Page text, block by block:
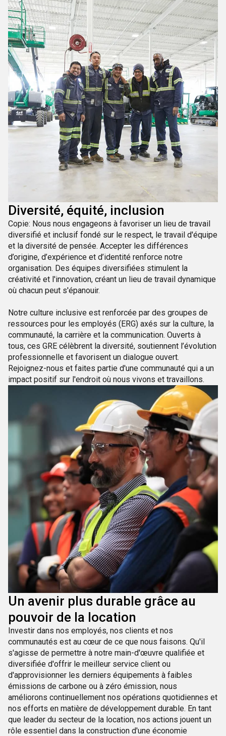
Diversité, équité, inclusion
Copie: Nous nous engageons à favoriser un lieu de travail
diversifié et inclusif fondé sur le respect, le travail d'équipe
et la diversité de pensée. Accepter les différences
d’origine, d’expérience et d’identité renforce notre
organisation. Des équipes diversifiées stimulent la
créativité et l'innovation, créant un lieu de travail dynamique
où chacun peut s'épanouir.
Notre culture inclusive est renforcée par des groupes de
ressources pour les employés (ERG) axés sur la culture, la
communauté, la carrière et la communication. Ouverts à
tous, ces GRE célèbrent la diversité, soutiennent l’évolution
professionnelle et favorisent un dialogue ouvert.
Rejoignez-nous et faites partie d'une communauté qui a un
impact positif sur l'endroit où nous vivons et travaillons.
Un avenir plus durable grâce au
pouvoir de la location
Investir dans nos employés, nos clients et nos
communautés est au cœur de ce que nous faisons. Qu'il
s'agisse de permettre à notre main-d'œuvre qualifiée et
diversifiée d'offrir le meilleur service client ou
d'approvisionner les derniers équipements à faibles
émissions de carbone ou à zéro émission, nous
améliorons continuellement nos opérations quotidiennes et
nos efforts en matière de développement durable. En tant
que leader du secteur de la location, nos actions jouent un
rôle essentiel dans la construction d'une économie